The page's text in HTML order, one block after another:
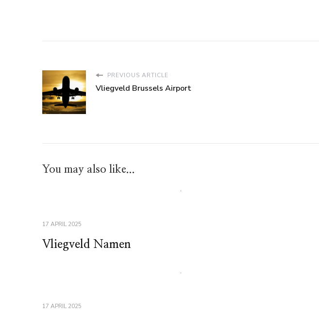
PREVIOUS ARTICLE
Vliegveld Brussels Airport
You may also like...
17 APRIL 2025
Vliegveld Namen
17 APRIL 2025